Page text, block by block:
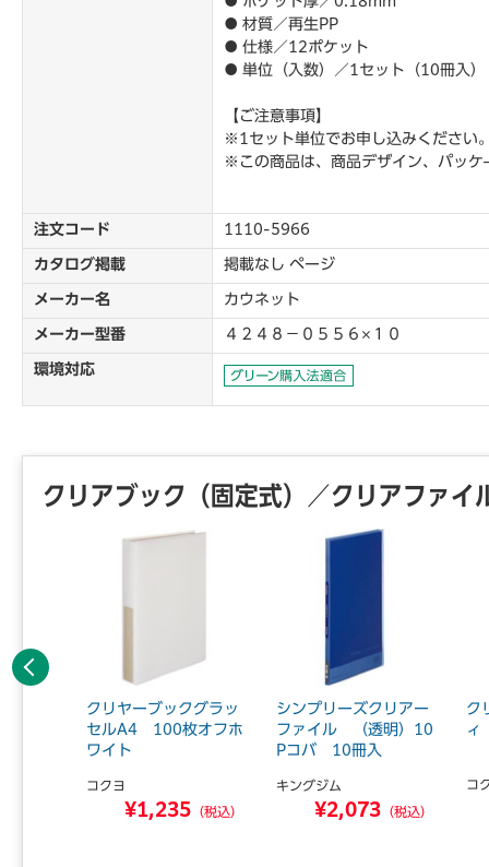
● 材質／再生PP
● 仕様／12ポケット
● 単位（入数）／1セット（10冊入
【ご注意事項】
※1セット単位でお申し込みください
※この商品は、商品デザイン、パッ
注文コード 1110-5966
カタログ掲載 掲載なし ページ
メーカー名 カウネット
メーカー型番 ４２４８－０５５６×１０
環境対応
クリアブック（固定式）／クリアファイ
クリヤーブックグラッ
セルA4 100枚オフホ
ワイト
コクヨ
¥1,235 （税込）
シンプリーズクリアー
ファイル （透明）10
Pコバ 10冊入
キングジム
¥2,073 （税込）
ク
コ
前へ